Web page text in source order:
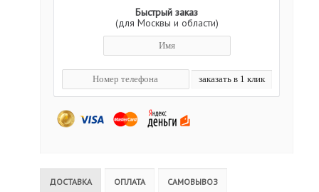
Быстрый заказ
(для Москвы и области)
ДОСТАВКА ОПЛАТА САМОВЫВОЗ